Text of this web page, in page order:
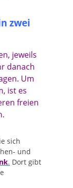
zwei
jeweils
danach
Um
ist es
freien
sich
und
. Dort gibt